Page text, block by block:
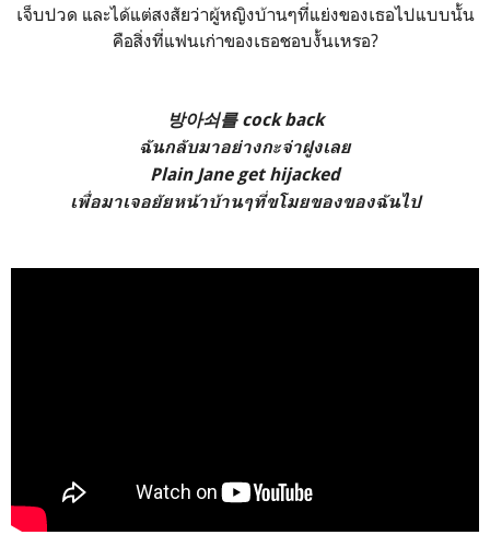
เจ็บปวด และได้แต่สงสัยว่าผู้หญิงบ้านๆที่แย่งของเธอไปแบบนั้น
คือสิ่งที่แฟนเก่าของเธอชอบงั้นเหรอ?
방아쇠를 cock back
ฉันกลับมาอย่างกะจ่าฝูงเลย
Plain Jane get hijacked
เพื่อมาเจอยัยหน้าบ้านๆที่ขโมยของของฉันไป